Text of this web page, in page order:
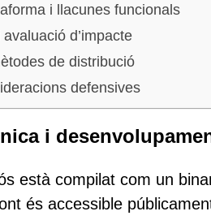
i llacunes funcionals
d’impacte
de distribució
defensives
i
està compilat com un
és accessible